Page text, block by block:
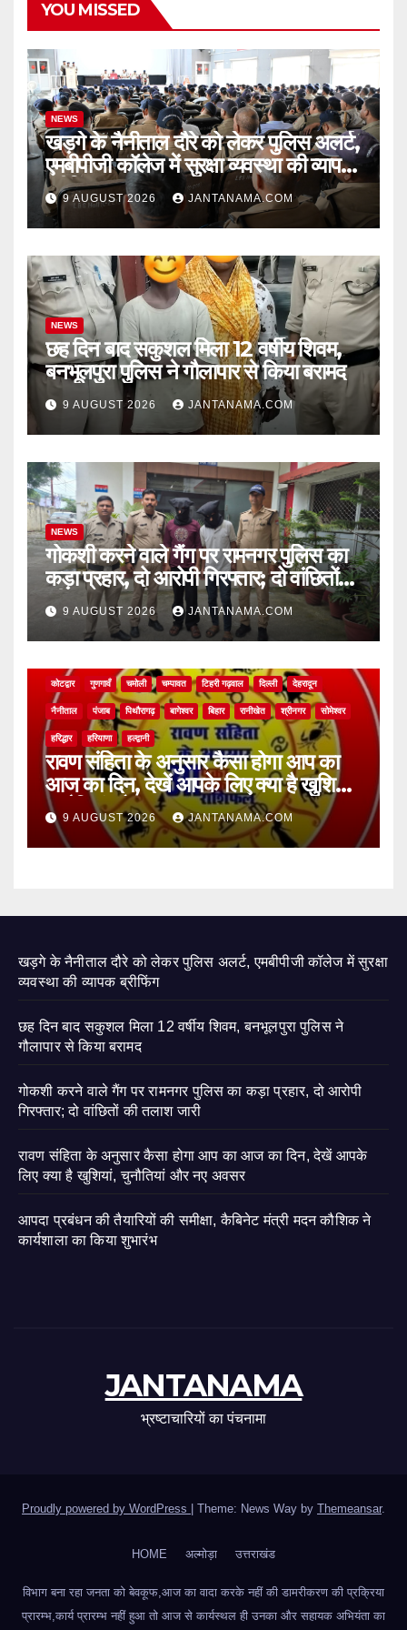
YOU MISSED
NEWS
खड़गे के नैनीताल दौरे को लेकर पुलिस अलर्ट,
एमबीपीजी कॉलेज में सुरक्षा व्यवस्था की व्यापक
ब्रीफिंग
9 AUGUST 2026 JANTANAMA.COM
NEWS
छह दिन बाद सकुशल मिला 12 वर्षीय शिवम,
बनभूलपुरा पुलिस ने गौलापार से किया बरामद
9 AUGUST 2026 JANTANAMA.COM
NEWS
गोकशी करने वाले गैंग पर रामनगर पुलिस का
कड़ा प्रहार, दो आरोपी गिरफ्तार; दो वांछितों
की तलाश जारी
9 AUGUST 2026 JANTANAMA.COM
कोटद्वार गुणगावँ चमोली चम्पावत टिहरी गढ़वाल दिल्ली देहरादून
नैनीताल पंजाब पिथौरागढ़ बागेश्वर बिहार रानीखेत श्रीनगर सोमेश्वर
हरिद्धार हरियाणा हल्द्वानी
रावण संहिता के अनुसार कैसा होगा आप का
आज का दिन, देखें आपके लिए क्या है खुशियां,
चुनौतियां और नए अवसर
9 AUGUST 2026 JANTANAMA.COM
खड़गे के नैनीताल दौरे को लेकर पुलिस अलर्ट, एमबीपीजी कॉलेज में सुरक्षा
व्यवस्था की व्यापक ब्रीफिंग
छह दिन बाद सकुशल मिला 12 वर्षीय शिवम, बनभूलपुरा पुलिस ने
गौलापार से किया बरामद
गोकशी करने वाले गैंग पर रामनगर पुलिस का कड़ा प्रहार, दो आरोपी
गिरफ्तार; दो वांछितों की तलाश जारी
रावण संहिता के अनुसार कैसा होगा आप का आज का दिन, देखें आपके
लिए क्या है खुशियां, चुनौतियां और नए अवसर
आपदा प्रबंधन की तैयारियों की समीक्षा, कैबिनेट मंत्री मदन कौशिक ने
कार्यशाला का किया शुभारंभ
JANTANAMA
भ्रष्टाचारियों का पंचनामा
Proudly powered by WordPress Theme: News Way by Themeansar.
HOME अल्मोड़ा उत्तराखंड
विभाग बना रहा जनता को बेवकूफ,आज का वादा करके नहीं की डामरीकरण की प्रक्रिया
प्रारम्भ,कार्य प्रारम्भ नहीं हुआ तो आज से कार्यस्थल ही उनका और सहायक अभियंता का